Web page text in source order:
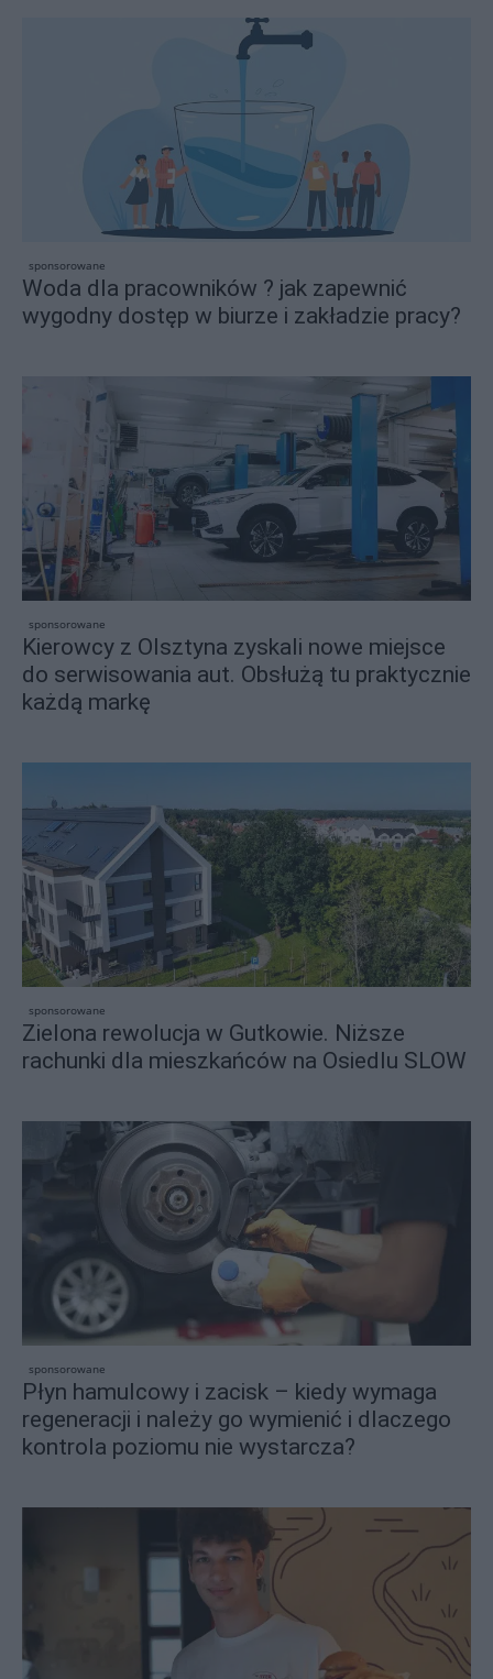
sponsorowane
Woda dla pracowników ? jak zapewnić
wygodny dostęp w biurze i zakładzie pracy?
sponsorowane
Kierowcy z Olsztyna zyskali nowe miejsce
do serwisowania aut. Obsłużą tu praktycznie
każdą markę
sponsorowane
Zielona rewolucja w Gutkowie. Niższe
rachunki dla mieszkańców na Osiedlu SLOW
sponsorowane
Płyn hamulcowy i zacisk – kiedy wymaga
regeneracji i należy go wymienić i dlaczego
kontrola poziomu nie wystarcza?